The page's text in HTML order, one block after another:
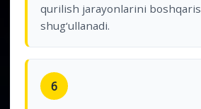
qurilish jarayonlarini
shug‘ullanadi.
6